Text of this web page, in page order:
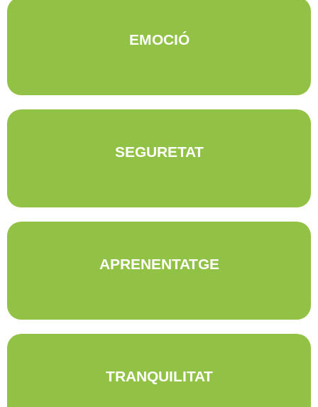
EMOCIÓ
L'EMOCIÓ es consegueix despertant interés en el viatge, amb activitats
diferents, experiències innovadores, amb l'adaptació a un nou medi. No
SEGURETAT
Per sobre de tot busquem la SEGURETAT en les nostres propostes.
APRENENTATGE
estudiants. Motivem i donem eines als nois i noies per a que tornin a casa
TRANQUILITAT
activitats engrescadores, amb ajut de monitors responsables que